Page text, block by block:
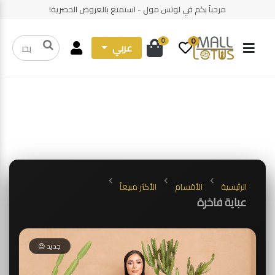
مرحباً بكم في لوتس مول - استمتع بالعروض الحصرية!
0
0 عربي
الرئيسية الأقسام الأكثر مبيعاً
عباية فاخرة
جديد 😍